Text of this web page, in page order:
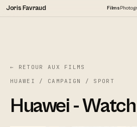
Joris Favraud Films
← RETOUR AUX FILMS
HUAWEI / CAMPAIGN / SPORT
Huawei -